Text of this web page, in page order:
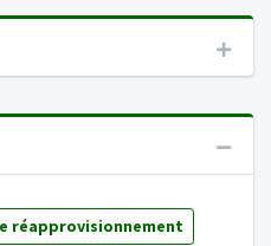
réapprovisionnement